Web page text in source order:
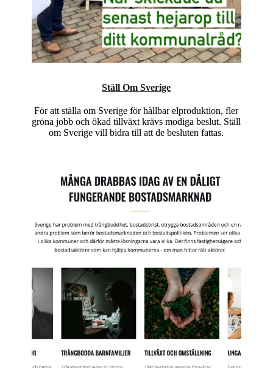
Ställ Om Sverige
För att ställa om Sverige för hållbar elproduktion, fler
gröna jobb och ökad tillväxt krävs modiga beslut. Ställ
om Sverige vill bidra till att de besluten fattas.